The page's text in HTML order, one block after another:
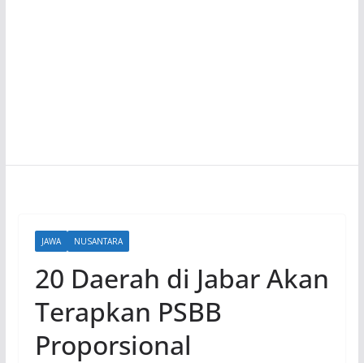
JAWA NUSANTARA
20 Daerah di Jabar Akan
Terapkan PSBB
Proporsional